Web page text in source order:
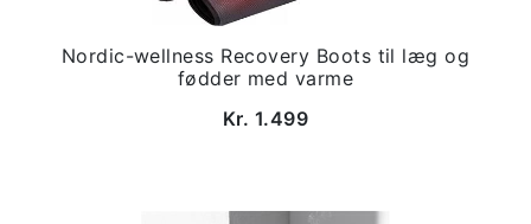
Nordic-wellness Recovery Boots til læg og
fødder med varme
Kr. 1.499